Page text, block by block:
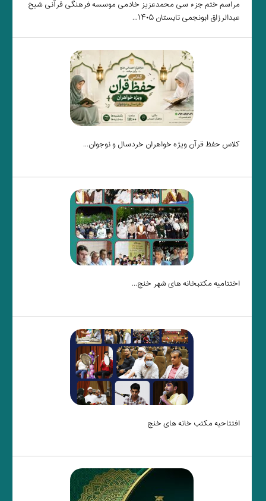
مراسم ختم جزء سی محمدعزیز خادمی موسسه فرهنگی قرآنی شیخ
عبدالرزاق ابونجمی تابستان ۱۴۰۵...
کلاس حفظ قرآن ویژه خواهران خردسال و نوجوان...
اختتامیه مکتبخانه های شهر خنج...
افتتاحیه مکتب خانه های خنج